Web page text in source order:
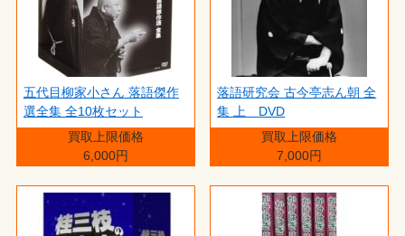
五代目柳家小さん 落語傑作
選全集 全10枚セット
買取上限価格
6,000円
落語研究会 古今亭志ん朝 全
集 上 DVD
買取上限価格
7,000円